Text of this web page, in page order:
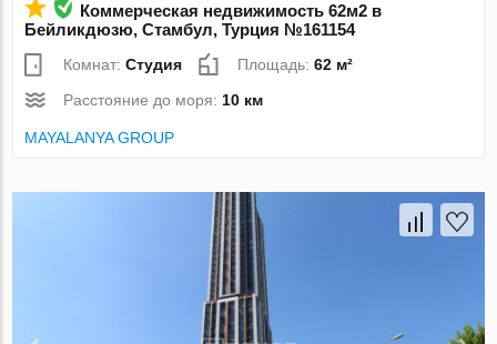
Коммерческая недвижимость 62м2 в
Бейликдюзю, Стамбул, Турция №161154
Комнат:Студия Площадь:62 м²
Расстояние до моря:10 км
MAYALANYA GROUP